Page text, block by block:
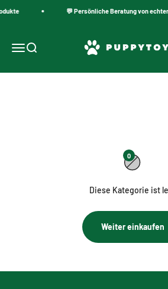
💬 Persönliche Beratung von
Navigationsmenü öffnen
Suche öffnen
PuppyToys.nl
0
Diese Kategorie ist
Weiter einkaufen